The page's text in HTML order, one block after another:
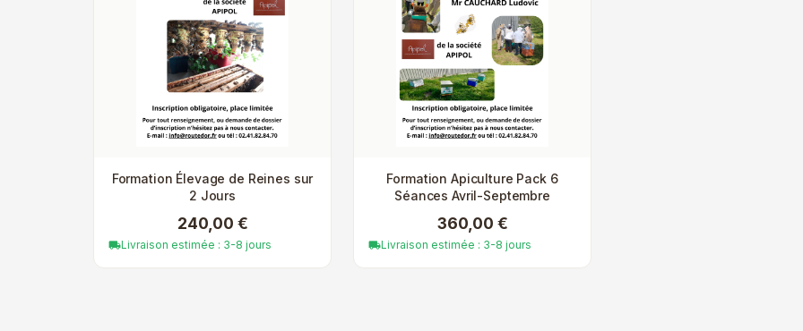
Formation Élevage de Reines sur
2 Jours
240,00 €
local_shippingLivraison estimée : 3-8 jours
Formation Apiculture Pack 6
Séances Avril-Septembre
360,00 €
local_shippingLivraison estimée : 3-8 jours